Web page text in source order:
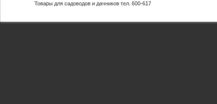
Товары для садоводов и дачников тел. 600-617